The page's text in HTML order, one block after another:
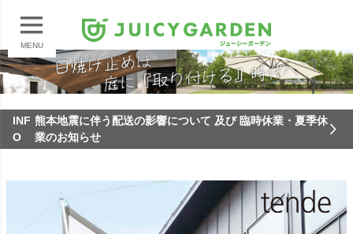
MENU
INF
O
熊本地震に伴う配送の影響について 及び 臨時休業・夏季休
業のお知らせ